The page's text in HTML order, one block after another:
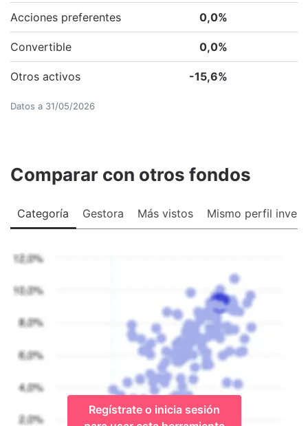
Acciones preferentes 0,0%
Convertible 0,0%
Otros activos -15,6%
Datos a 31/05/2026
Comparar con otros fondos
Categoría Gestora Más vistos Mismo perfil
Regístrate o inicia sesión